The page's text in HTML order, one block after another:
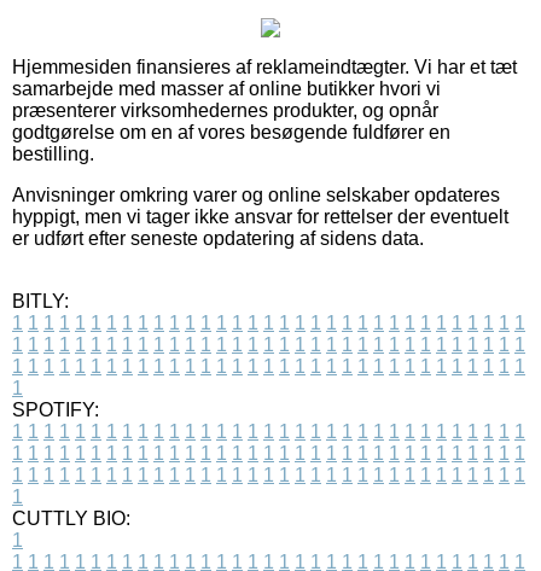
Hjemmesiden finansieres af reklameindtægter. Vi har et tæt
samarbejde med masser af online butikker hvori vi
præsenterer virksomhedernes produkter, og opnår
godtgørelse om en af vores besøgende fuldfører en
bestilling.
Anvisninger omkring varer og online selskaber opdateres
hyppigt, men vi tager ikke ansvar for rettelser der eventuelt
er udført efter seneste opdatering af sidens data.
BITLY:
1 1 1 1 1 1 1 1 1 1 1 1 1 1 1 1 1 1 1 1 1 1 1 1 1 1 1 1 1 1 1 1 1
1 1 1 1 1 1 1 1 1 1 1 1 1 1 1 1 1 1 1 1 1 1 1 1 1 1 1 1 1 1 1 1 1
1 1 1 1 1 1 1 1 1 1 1 1 1 1 1 1 1 1 1 1 1 1 1 1 1 1 1 1 1 1 1 1 1
1
SPOTIFY:
1 1 1 1 1 1 1 1 1 1 1 1 1 1 1 1 1 1 1 1 1 1 1 1 1 1 1 1 1 1 1 1 1
1 1 1 1 1 1 1 1 1 1 1 1 1 1 1 1 1 1 1 1 1 1 1 1 1 1 1 1 1 1 1 1 1
1 1 1 1 1 1 1 1 1 1 1 1 1 1 1 1 1 1 1 1 1 1 1 1 1 1 1 1 1 1 1 1 1
1
CUTTLY BIO:
1
1 1 1 1 1 1 1 1 1 1 1 1 1 1 1 1 1 1 1 1 1 1 1 1 1 1 1 1 1 1 1 1 1